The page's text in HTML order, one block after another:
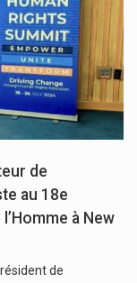
de
au 18e
à New
de